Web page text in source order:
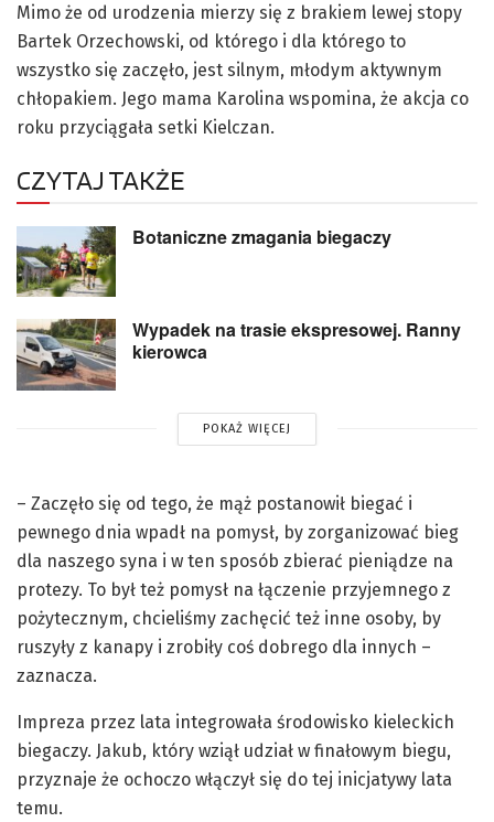
Mimo że od urodzenia mierzy się z brakiem lewej stopy
Bartek Orzechowski, od którego i dla którego to
wszystko się zaczęło, jest silnym, młodym aktywnym
chłopakiem. Jego mama Karolina wspomina, że akcja co
roku przyciągała setki Kielczan.
CZYTAJ TAKŻE
Botaniczne zmagania biegaczy
Wypadek na trasie ekspresowej. Ranny
kierowca
POKAŻ WIĘCEJ
– Zaczęło się od tego, że mąż postanowił biegać i
pewnego dnia wpadł na pomysł, by zorganizować bieg
dla naszego syna i w ten sposób zbierać pieniądze na
protezy. To był też pomysł na łączenie przyjemnego z
pożytecznym, chcieliśmy zachęcić też inne osoby, by
ruszyły z kanapy i zrobiły coś dobrego dla innych –
zaznacza.
Impreza przez lata integrowała środowisko kieleckich
biegaczy. Jakub, który wziął udział w finałowym biegu,
przyznaje że ochoczo włączył się do tej inicjatywy lata
temu.